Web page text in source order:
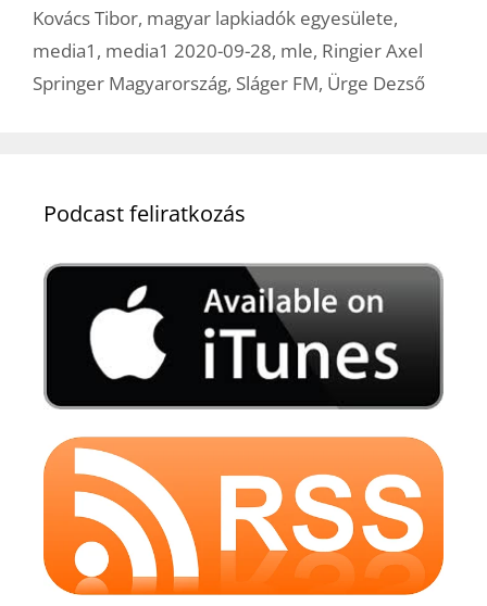
Kovács Tibor, magyar lapkiadók egyesülete,
media1 , media1 2020-09-28, mle, Ringier Axel
Springer Magyarország, Sláger FM, Ürge Dezső
Podcast feliratkozás